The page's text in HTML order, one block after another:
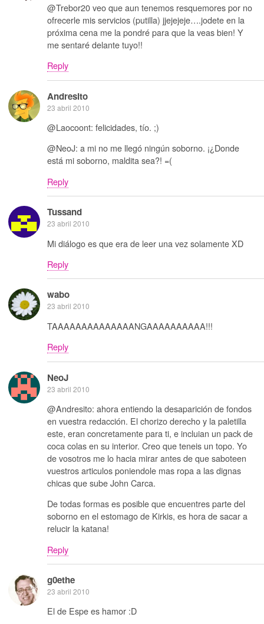
@Trebor20 veo que aun tenemos resquemores por no
ofrecerle mis servicios (putilla) jjejejeje….jodete en la
próxima cena me la pondré para que la veas bien! Y
me sentaré delante tuyo!!
Reply
Andresito
23 abril 2010
@Laocoont: felicidades, tío. ;)
@NeoJ: a mi no me llegó ningún soborno. ¡¿Donde
está mi soborno, maldita sea?! =(
Reply
Tussand
23 abril 2010
Mi diálogo es que era de leer una vez solamente XD
Reply
wabo
23 abril 2010
TAAAAAAAAAAAAAANGAAAAAAAAAA!!!
Reply
NeoJ
23 abril 2010
@Andresito: ahora entiendo la desaparición de fondos
en vuestra redacción. El chorizo derecho y la paletilla
este, eran concretamente para ti, e incluian un pack de
coca colas en su interior. Creo que teneis un topo. Yo
de vosotros me lo hacia mirar antes de que saboteen
vuestros articulos poniendole mas ropa a las dignas
chicas que sube John Carca.
De todas formas es posible que encuentres parte del
soborno en el estomago de Kirkis, es hora de sacar a
relucir la katana!
Reply
g0ethe
23 abril 2010
El de Espe es hamor :D